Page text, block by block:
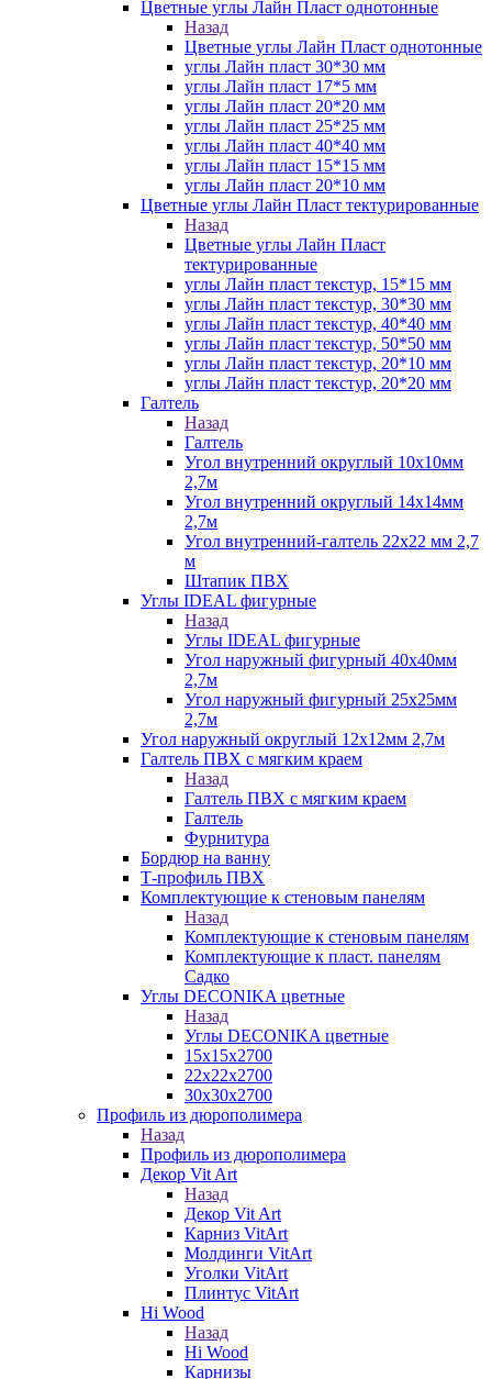
Цветные углы Лайн Пласт однотонные
Назад
Цветные углы Лайн Пласт однотонные
углы Лайн пласт 30*30 мм
углы Лайн пласт 17*5 мм
углы Лайн пласт 20*20 мм
углы Лайн пласт 25*25 мм
углы Лайн пласт 40*40 мм
углы Лайн пласт 15*15 мм
углы Лайн пласт 20*10 мм
Цветные углы Лайн Пласт тектурированные
Назад
Цветные углы Лайн Пласт
тектурированные
углы Лайн пласт текстур, 15*15 мм
углы Лайн пласт текстур, 30*30 мм
углы Лайн пласт текстур, 40*40 мм
углы Лайн пласт текстур, 50*50 мм
углы Лайн пласт текстур, 20*10 мм
углы Лайн пласт текстур, 20*20 мм
Галтель
Назад
Галтель
Угол внутренний округлый 10х10мм
2,7м
Угол внутренний округлый 14х14мм
2,7м
Угол внутренний-галтель 22х22 мм 2,7
м
Штапик ПВХ
Углы IDEAL фигурные
Назад
Углы IDEAL фигурные
Угол наружный фигурный 40х40мм
2,7м
Угол наружный фигурный 25х25мм
2,7м
Угол наружный округлый 12х12мм 2,7м
Галтель ПВХ с мягким краем
Назад
Галтель ПВХ с мягким краем
Галтель
Фурнитура
Бордюр на ванну
Т-профиль ПВХ
Комплектующие к стеновым панелям
Назад
Комплектующие к стеновым панелям
Комплектующие к пласт. панелям
Садко
Углы DECONIKA цветные
Назад
Углы DECONIKA цветные
15х15х2700
22х22х2700
30х30х2700
Профиль из дюрополимера
Назад
Профиль из дюрополимера
Декор Vit Art
Назад
Декор Vit Art
Карниз VitArt
Молдинги VitArt
Уголки VitArt
Плинтус VitArt
Hi Wood
Назад
Hi Wood
Карнизы